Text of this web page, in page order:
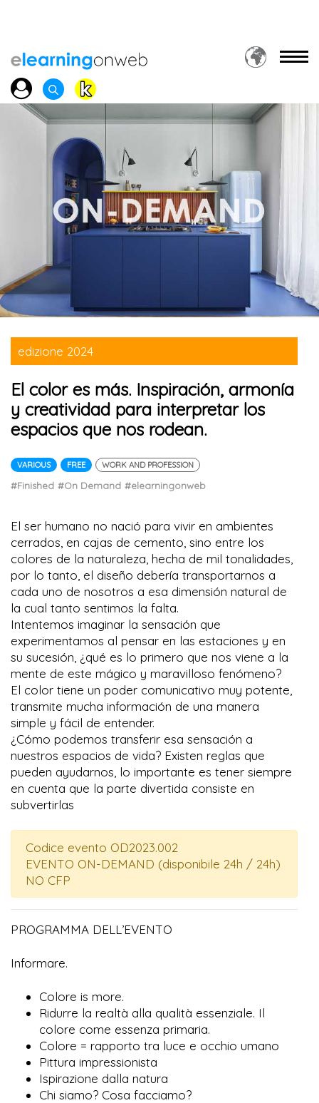
edizione 2024
El color es más. Inspiración, armonía
y creatividad para interpretar los
espacios que nos rodean.
VARIOUS FREE WORK AND PROFESSION
#Finished #On Demand #elearningonweb
El ser humano no nació para vivir en ambientes
cerrados, en cajas de cemento, sino entre los
colores de la naturaleza, hecha de mil tonalidades,
por lo tanto, el diseño debería transportarnos a
cada uno de nosotros a esa dimensión natural de
la cual tanto sentimos la falta.
Intentemos imaginar la sensación que
experimentamos al pensar en las estaciones y en
su sucesión, ¿qué es lo primero que nos viene a la
mente de este mágico y maravilloso fenómeno?
El color tiene un poder comunicativo muy potente,
transmite mucha información de una manera
simple y fácil de entender.
¿Cómo podemos transferir esa sensación a
nuestros espacios de vida? Existen reglas que
pueden ayudarnos, lo importante es tener siempre
en cuenta que la parte divertida consiste en
subvertirlas
Codice evento OD2023.002
EVENTO ON-DEMAND (disponibile 24h / 24h)
NO CFP
PROGRAMMA DELL’EVENTO
Informare.
Colore is more.
Ridurre la realtà alla qualità essenziale. Il
colore come essenza primaria.
Colore = rapporto tra luce e occhio umano
Pittura impressionista
Ispirazione dalla natura
Chi siamo? Cosa facciamo?